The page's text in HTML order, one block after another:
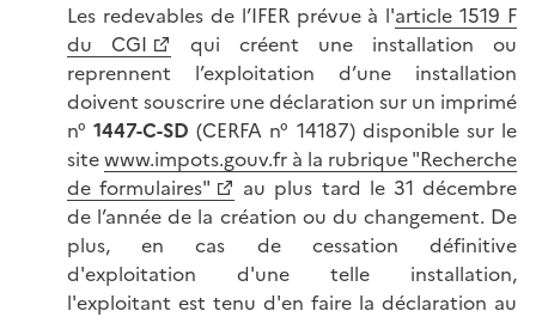
Les redevables de l’IFER prévue à l'article 1519 F
du CGI
qui créent une installation ou
reprennent l’exploitation d’une installation
doivent souscrire une déclaration sur un imprimé
n°1447-C-SD(CERFA n° 14187) disponible sur le
sitewww.impots.gouv.fr à la rubrique "Recherche
de formulaires"
au plus tard le 31 décembre
de l’année de la création ou du changement. De
plus, en cas de cessation définitive
d'exploitation d'une telle installation,
l'exploitant est tenu d'en faire la déclaration au